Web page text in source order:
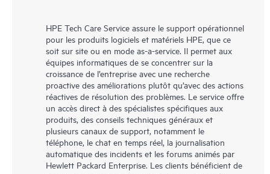
HPE Tech Care Service assure le support opérationnel
pour les produits logiciels et matériels HPE, que ce
soit sur site ou en mode as-a-service. Il permet aux
équipes informatiques de se concentrer sur la
croissance de l’entreprise avec une recherche
proactive des améliorations plutôt qu’avec des actions
réactives de résolution des problèmes. Le service offre
un accès direct à des spécialistes spécifiques aux
produits, des conseils techniques généraux et
plusieurs canaux de support, notamment le
téléphone, le chat en temps réel, la journalisation
automatique des incidents et les forums animés par
Hewlett Packard Enterprise. Les clients bénéficient de